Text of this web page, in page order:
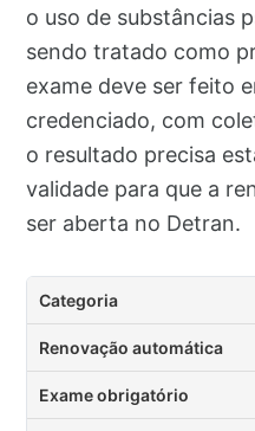
o uso de substâncias
sendo tratado como
exame deve ser feito
credenciado, com
o resultado precisa
validade para que a
ser aberta no Detran.
Categoria
Renovação automática
Exame obrigatório